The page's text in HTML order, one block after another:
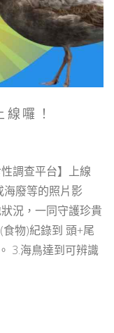
囉！
調查平台】上線
廢等的照片影
況，一同守護珍貴
物)紀錄到 頭+尾
3.海鳥達到可辨識